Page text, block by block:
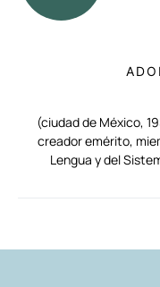
(ciudad de México,
creador emérito,
Lengua y del